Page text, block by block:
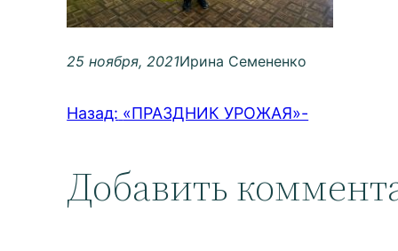
25 ноября, 2021Ирина Семененко
Назад: «ПРАЗДНИК УРОЖАЯ»-
Добавить